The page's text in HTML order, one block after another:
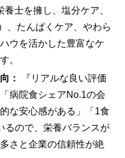
士を擁し、塩分ケア、
、たんぱくケア、やわら
ウを活かした豊富なケ
。
：
『リアルな良い評価
病院食シェアNo.1の会
な安心感がある」「1食
るので、栄養バランスが
さと企業の信頼性が絶